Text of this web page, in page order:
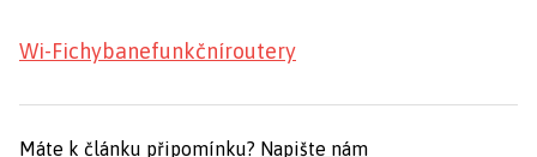
Wi-Fichybanefunkčníroutery
Máte k článku připomínku? Napište nám